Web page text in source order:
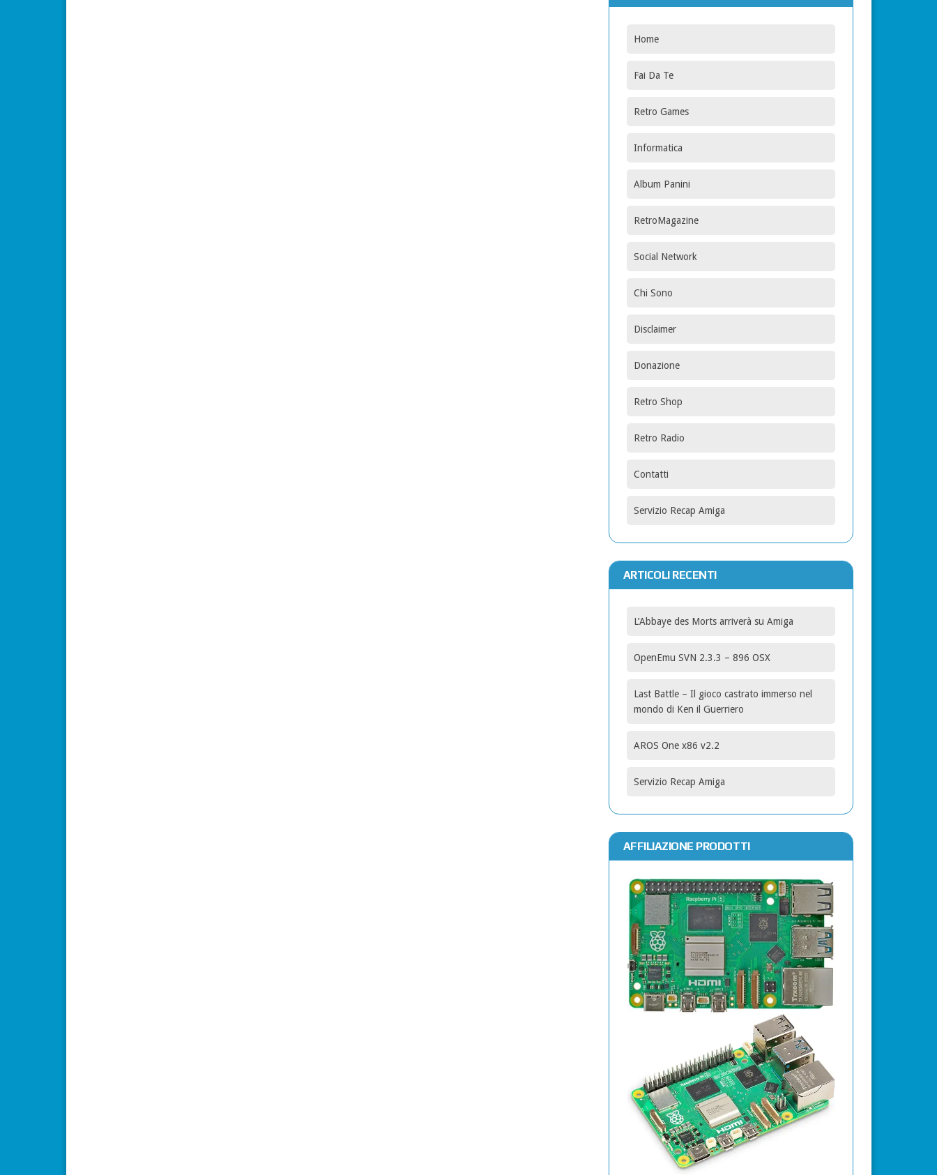
Home
Fai Da Te
Retro Games
Informatica
Album Panini
RetroMagazine
Social Network
Chi Sono
Disclaimer
Donazione
Retro Shop
Retro Radio
Contatti
Servizio Recap Amiga
ARTICOLI RECENTI
L’Abbaye des Morts arriverà su Amiga
OpenEmu SVN 2.3.3 – 896 OSX
Last Battle – Il gioco castrato immerso nel
mondo di Ken il Guerriero
AROS One x86 v2.2
Servizio Recap Amiga
AFFILIAZIONE PRODOTTI